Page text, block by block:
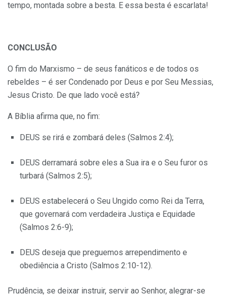
tempo, montada sobre a besta. E essa besta é escarlata!
CONCLUSÃO
O fim do Marxismo – de seus fanáticos e de todos os
rebeldes – é ser Condenado por Deus e por Seu Messias,
Jesus Cristo. De que lado você está?
A Bíblia afirma que, no fim:
DEUS se rirá e zombará deles (Salmos 2:4);
DEUS derramará sobre eles a Sua ira e o Seu furor os
turbará (Salmos 2:5);
DEUS estabelecerá o Seu Ungido como Rei da Terra,
que governará com verdadeira Justiça e Equidade
(Salmos 2:6-9);
DEUS deseja que preguemos arrependimento e
obediência a Cristo (Salmos 2:10-12).
Prudência, se deixar instruir, servir ao Senhor, alegrar-se